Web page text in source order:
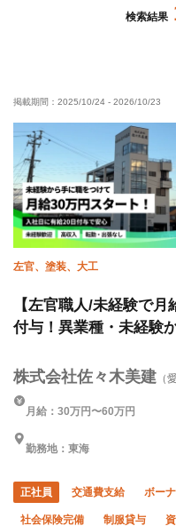
検索結果
掲載期間： 2025/10/24 - 2026/10/23
左官、塗装、大工
【左官職人/未経験で
付与！異業種・未経験
株式会社佐々木美建 （
月給：30万円〜60万円
勤務地：東海
正社員 交通費支給 ボー
社会保険完備 制服貸与